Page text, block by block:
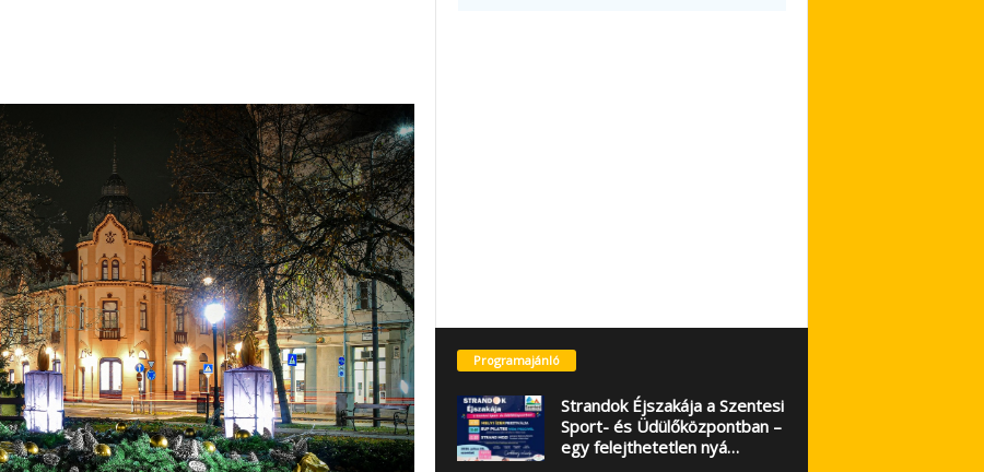
Programajánló
Strandok Éjszakája a Szentesi
Sport- és Üdülőközpontban –
egy felejthetetlen nyá…